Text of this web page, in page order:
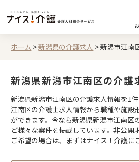
ホーム >新潟県の介護求人 >新潟市江南
新潟県新潟市江南区の介護
新潟県新潟市江南区の介護求人情報を1
江南区の介護士求人情報から職種や施設
ができます。今なら新潟県新潟市江南区
ど様々な案件を掲載しています。非公開
ご希望の場合は、まずはナイス！介護に